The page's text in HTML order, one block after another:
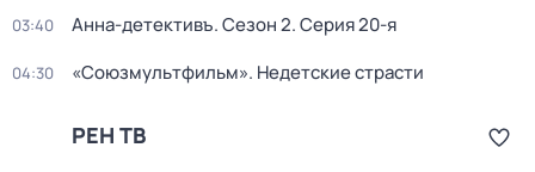
03:40 Анна-детективъ. Сезон 2. Серия 20-я
04:30 «Союзмультфильм». Недетские страсти
РЕН ТВ